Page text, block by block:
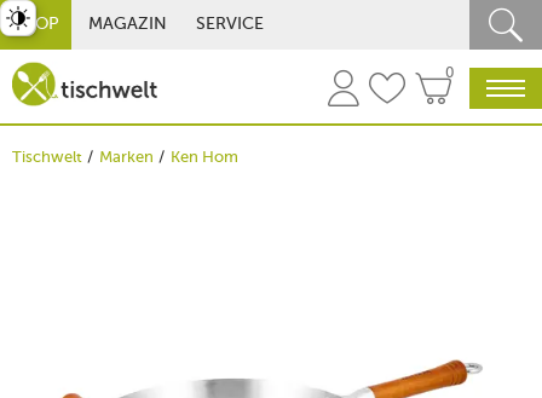
SHOP MAGAZIN SERVICE
0
Tischwelt Marken Ken Hom
umschalten